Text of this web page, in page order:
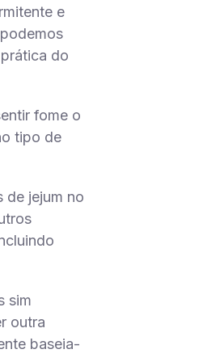
e
do
fome o
tipo de
de jejum no
sim
outra
baseia-